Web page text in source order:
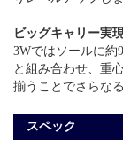
ビッグキャリー実
3Wではソールに約
と組み合わせ、重
揃うことでさらな
スペック